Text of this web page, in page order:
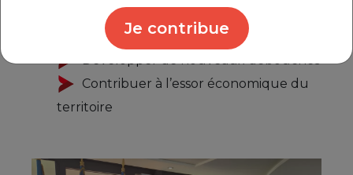
Je contribue
Améliorer les performances et la
rentabilité des entreprises artisanales
Développer de nouveaux débouchés
Contribuer à l’essor économique du
territoire